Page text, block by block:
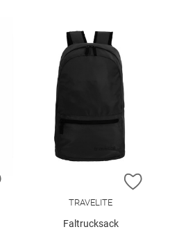
ZUR WUNSCHLISTE HINZUFÜGEN
ZUR
TRAVELITE
Faltrucksack